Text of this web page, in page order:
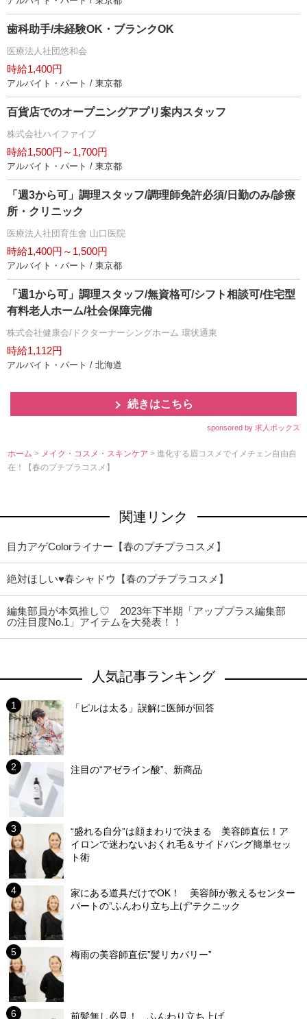
歯科助手/未経験OK・ブランクOK
医療法人社団悠和会
時給1,400円
アルバイト・パート / 東京都
百貨店でのオープニングアプリ案内スタッフ
株式会社ハイファイブ
時給1,500円～1,700円
アルバイト・パート / 東京都
「週3から可」調理スタッフ/調理師免許必須/日勤のみ/診療
所・クリニック
医療法人社団育生會 山口医院
時給1,400円～1,500円
アルバイト・パート / 東京都
「週1から可」調理スタッフ/無資格可/シフト相談可/住宅型
有料老人ホーム/社会保障完備
株式会社健康会/ドクターナーシングホーム 環状通東
時給1,112円
アルバイト・パート / 北海道
続きはこちら
sponsored by 求人ボックス
ホーム > メイク・コスメ・スキンケア> 進化する眉コスメでイメチェン自由自
在！【春のプチプラコスメ】
関連リンク
目力アゲColorライナー【春のプチプラコスメ】
絶対ほしい♥春シャドウ【春のプチプラコスメ】
編集部員が本気推し♡ 2023年下半期「アッププラス編集部
の注目度No.1」アイテムを大発表！！
人気記事ランキング
「ピルは太る」誤解に医師が回答
注目の“アゼライン酸”、新商品
“盛れる自分”は顔まわりで決まる 美容師直伝！ア
イロンで迷わないおくれ毛＆サイドバング簡単セッ
ト術
家にある道具だけでOK！ 美容師が教えるセンター
パートの”ふんわり立ち上げ”テクニック
梅雨の美容師直伝”髪リカバリー”
前髪無し必見！ ふんわり立ち上げ